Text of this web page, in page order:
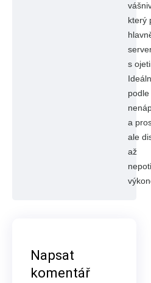
který
s
a
ale
až
Napsat
komentář